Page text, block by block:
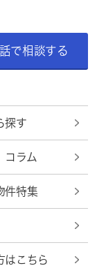
で相談する
探す
コラム
件特集
はこちら